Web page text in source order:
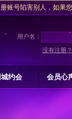
册账号陷害别人，如
的措施，抵制任何卖
请注意收藏
夜色寻缘网
员朋友交友过程中，
册账号陷害别人，如
措施，抵制任何卖
请注意收藏夜色寻缘网
用户名：
没有注册？
城约会 会员心